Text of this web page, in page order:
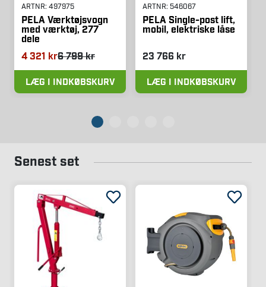
ARTNR: 497975
PELA Værktøjsvogn
med værktøj, 277
dele
4 321 kr6 799 kr
LÆG I INDKØBSKURV
ARTNR: 546067
PELA Single-post lift,
mobil, elektriske låse
23 766 kr
LÆG I INDKØBSKURV
Senest set